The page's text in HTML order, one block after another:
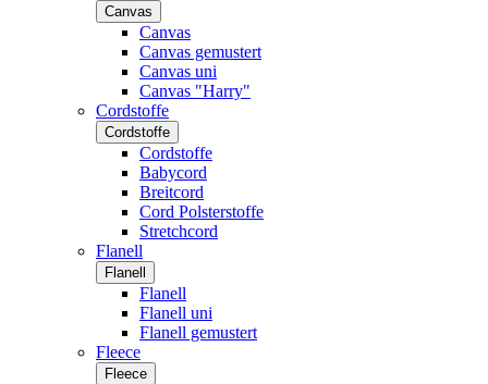
Canvas
Canvas
Canvas gemustert
Canvas uni
Canvas "Harry"
Cordstoffe
Cordstoffe
Cordstoffe
Babycord
Breitcord
Cord Polsterstoffe
Stretchcord
Flanell
Flanell
Flanell
Flanell uni
Flanell gemustert
Fleece
Fleece